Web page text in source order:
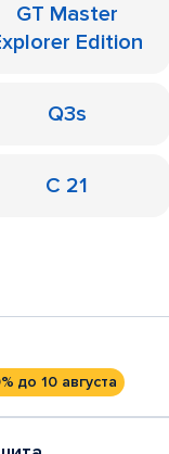
GT Master
Edition
Q3s
С 21
до 10 августа